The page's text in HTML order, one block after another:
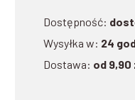
Dostępność:
Wysyłka w: 24
Dostawa: od 9,90